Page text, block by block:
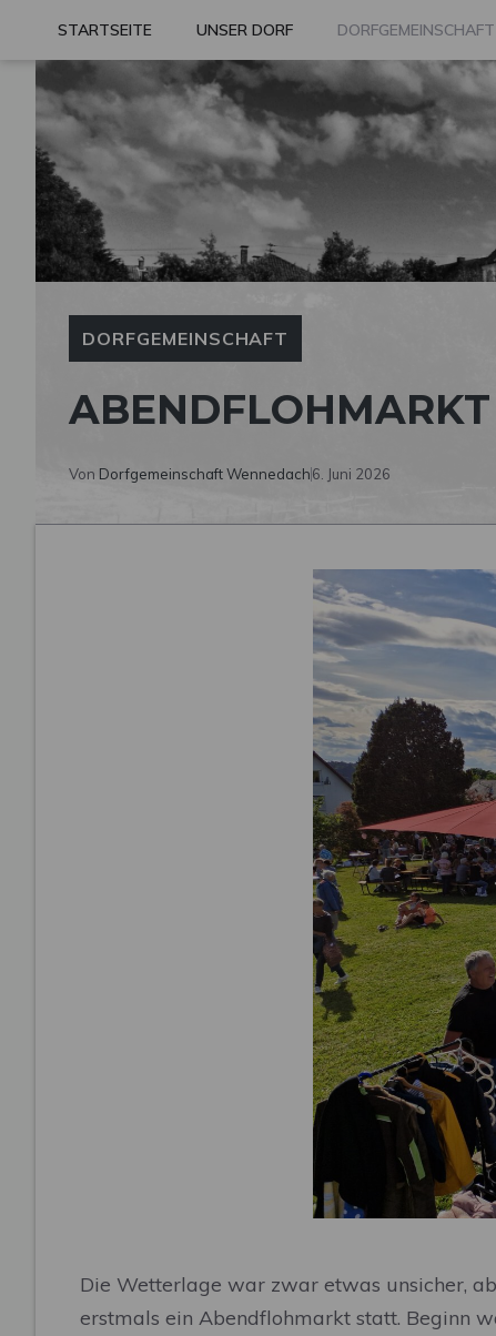
springen
STARTSEITE UNSER DORF DORFGEMEINSCHAFT
DORFGEMEINSCHAFT
Von Dorfgemeinschaft Wennedach6. Juni 2026
Die Wetterlage war zwar etwas unsicher,
erstmals ein Abendflohmarkt statt. Beginn